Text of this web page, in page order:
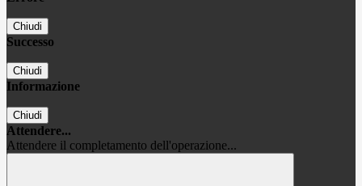
Chiudi
Successo
Chiudi
Informazione
Chiudi
Attendere...
Attendere il completamento dell'operazione...